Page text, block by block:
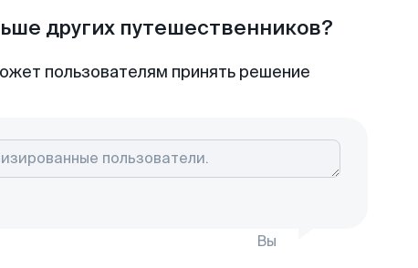
других путешественников?
пользователям принять решение
Вы